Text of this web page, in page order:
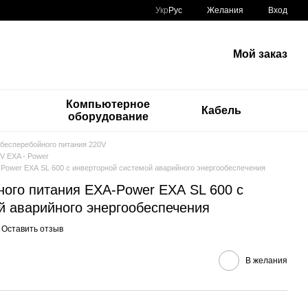
Укр Рус Желания Вход
Мой заказ
Компьютерное
оборудование
Кабель
питания 220V
EXA - Power
ЕХА SL 600 с инверторной системой аварийного энергообеспечения
питания EXA-Power ЕХА SL 600 с
аварийного энергообеспечения
Оставить отзыв
В желания